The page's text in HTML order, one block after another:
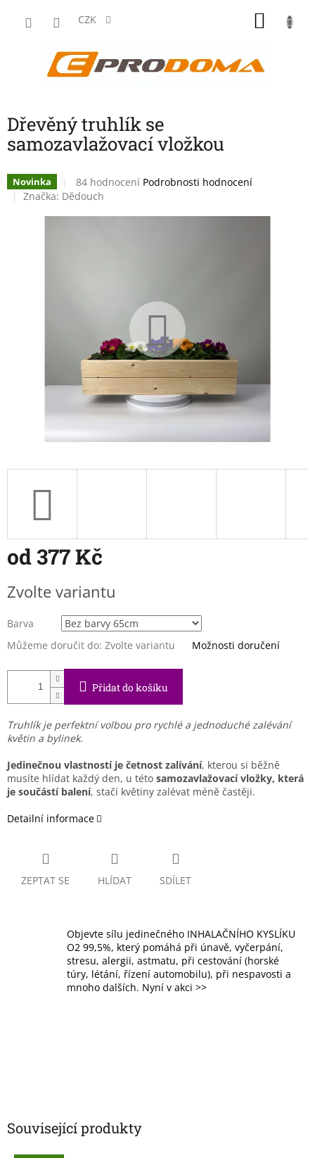
CZK
Dřevěný truhlík se
samozavlažovací vložkou
Novinka
Průměrné
hodnocení
84 hodnocení Podrobnosti hodnocení
Značka: Dědouch
od377 Kč
cena:
Zvolte variantu
Barva
Můžeme doručit do: Zvolte variantu Možnosti doručení
Přidat do košíku
Truhlík je perfektní volbou pro rychlé a jednoduché zalévání
květin a bylinek.
Jedinečnou vlastností je četnost zalívání, kterou si běžně
musíte hlídat každý den, u této samozavlažovací vložky, která
je součástí balení, stačí květiny zalévat méně častěji.
Detailní informace
ZEPTAT SE HLÍDAT SDÍLET
Objevte sílu jedinečného INHALAČNÍHO KYSLÍKU
O2 99,5%, který pomáhá při únavě, vyčerpání,
stresu, alergii, astmatu, při cestování (horské
túry, létání, řízení automobilu), při nespavosti a
mnoho dalších. Nyní v akci >>
Související produkty